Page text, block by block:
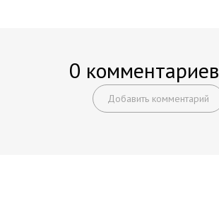
0 комментариев
Добавить комментарий